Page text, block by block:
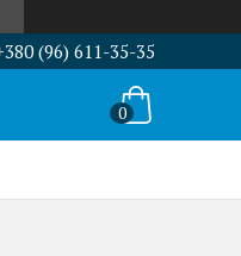
(96) 611-35-35